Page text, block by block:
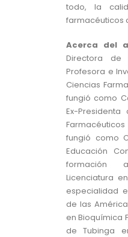
todo, la
farmacéuticos
Acerca del
Directora de
Profesora e
Ciencias
fungió como
Ex-
fungió como
Educación
formación
Licenciatura
especialidad
de las
en Bioquímica
de Tubinga